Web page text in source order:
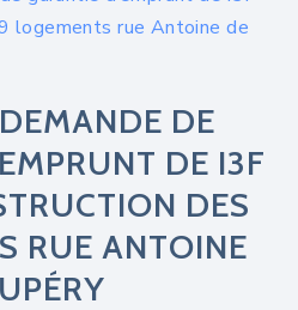
logements rue Antoine de
DE
DE I3F
DES
RUE ANTOINE